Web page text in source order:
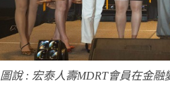
圖說 : 宏泰人壽MDRT會員在金